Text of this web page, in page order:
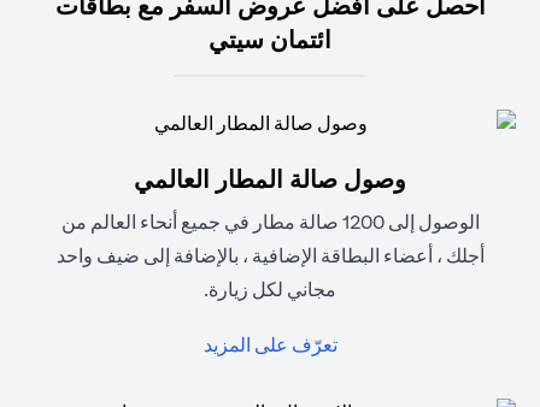
ائتمان سيتي
وصول صالة المطار العالمي
الوصول إلى 1200 صالة مطار في جميع أنحاء العالم من
أجلك ، أعضاء البطاقة الإضافية ، بالإضافة إلى ضيف واحد
مجاني لكل زيارة.
تعرّف على المزيد